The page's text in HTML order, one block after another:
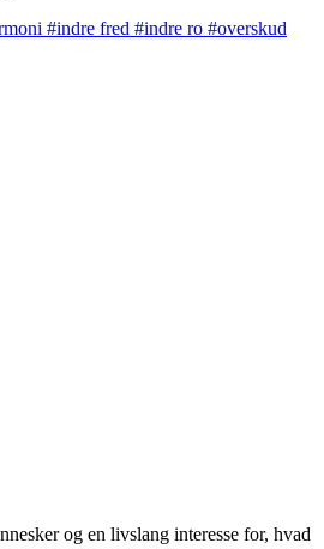
#indre fred #indre ro #overskud
og en livslang interesse for, hvad